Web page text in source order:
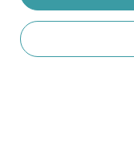
INFORMACJE